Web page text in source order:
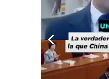
Frecuentes